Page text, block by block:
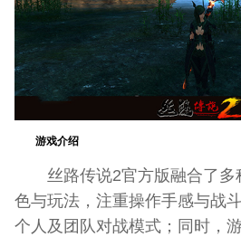
游戏介绍
丝路传说2官方版融合了多
色与玩法，注重操作手感与战
个人及团队对战模式；同时，